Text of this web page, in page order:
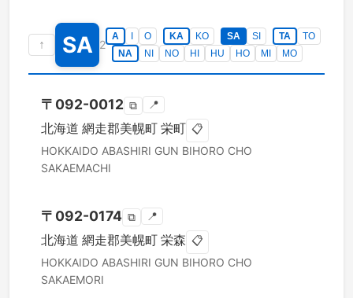
↑ SA 2
A O KA KO SA SI TA
TO
NA
NI NO HI HU HO MI MO
〒 092-0012 ⧉ 📍
北海道 網走郡美幌町 栄町 📋
HOKKAIDO ABASHIRI GUN BIHORO CHO
SAKAEMACHI
〒 092-0174 ⧉ 📍
北海道 網走郡美幌町 栄森 📋
HOKKAIDO ABASHIRI GUN BIHORO CHO
SAKAEMORI